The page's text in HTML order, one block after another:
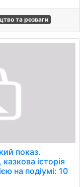
та розваги
показ.
історія
на подіумі: 10